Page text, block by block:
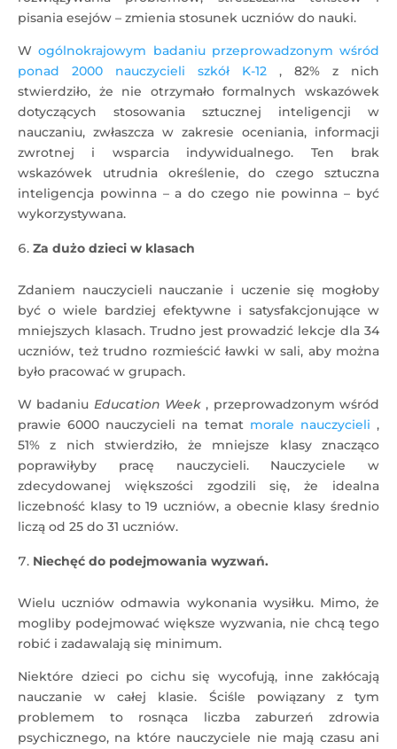
pisania esejów – zmienia stosunek uczniów do nauki.
Wogólnokrajowym badaniu przeprowadzonym wśród
ponad 2000 nauczycieli szkół K-12 , 82% z nich
stwierdziło, że nie otrzymało formalnych wskazówek
dotyczących stosowania sztucznej inteligencji w
nauczaniu, zwłaszcza w zakresie oceniania, informacji
zwrotnej i wsparcia indywidualnego. Ten brak
wskazówek utrudnia określenie, do czego sztuczna
inteligencja powinna – a do czego nie powinna – być
wykorzystywana.
Za dużo dzieci w klasach
Zdaniem nauczycieli nauczanie i uczenie się mogłoby
być o wiele bardziej efektywne i satysfakcjonujące w
mniejszych klasach. Trudno jest prowadzić lekcje dla 34
uczniów, też trudno rozmieścić ławki w sali, aby można
było pracować w grupach.
W badaniu Education Week , przeprowadzonym wśród
prawie 6000 nauczycieli na temat morale nauczycieli ,
51% z nich stwierdziło, że mniejsze klasy znacząco
poprawiłyby pracę nauczycieli. Nauczyciele w
zdecydowanej większości zgodzili się, że idealna
liczebność klasy to 19 uczniów, a obecnie klasy średnio
liczą od 25 do 31 uczniów.
Niechęć do podejmowania wyzwań.
Wielu uczniów odmawia wykonania wysiłku. Mimo, że
mogliby podejmować większe wyzwania, nie chcą tego
robić i zadawalają się minimum.
Niektóre dzieci po cichu się wycofują, inne zakłócają
nauczanie w całej klasie. Ściśle powiązany z tym
problemem to rosnąca liczba zaburzeń zdrowia
psychicznego, na które nauczyciele nie mają czasu ani